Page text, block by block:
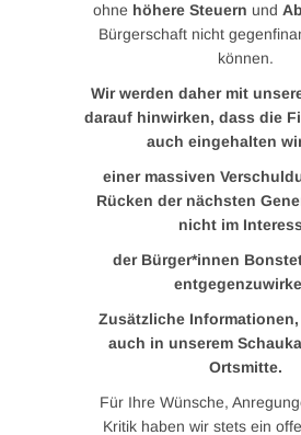
ohne höhere Steuern und
Bürgerschaft nicht
können.
Wir werden daher mit
darauf hinwirken, dass die
auch eingehalten
einer massiven
Rücken der nächsten
nicht im
der Bürger*innen
Zusätzliche
auch in unserem
Ortsmitte.
Für Ihre Wünsche,
Kritik haben wir stets ein